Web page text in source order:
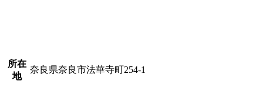
所在
地
奈良県奈良市法華寺町254-1